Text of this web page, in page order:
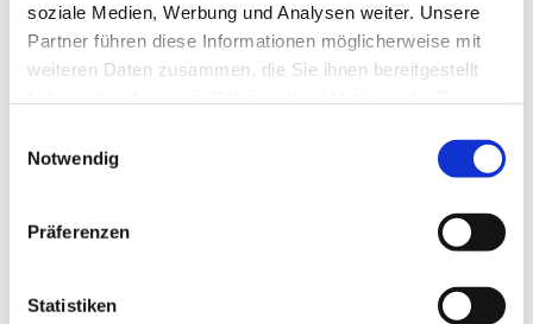
soziale Medien, Werbung und Analysen weiter. Unsere
Partner führen diese Informationen möglicherweise mit
weiteren Daten zusammen, die Sie ihnen bereitgestellt
Notwendig
Präferenzen
Statistiken